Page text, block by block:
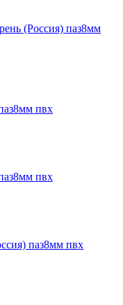
(Россия) паз8мм
пвх
пвх
паз8мм пвх